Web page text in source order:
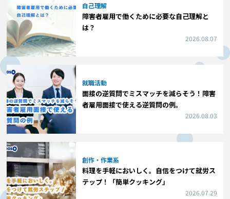
自己理解
障害者雇用で働くために必要な自己理解と
は？
2026.08.07
就職活動
面接の逆質問でミスマッチを減らそう！障害
者雇用面接で使える逆質問の例。
2026.08.03
創作・作業系
料理を手軽においしく。自信をつけて就労ス
テップ！「簡単クッキング」
2026.07.29